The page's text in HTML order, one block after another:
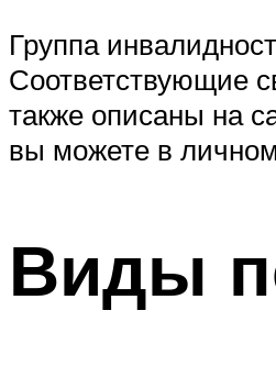
Группа
Соответствующие
также описаны на
вы можете в
Виды